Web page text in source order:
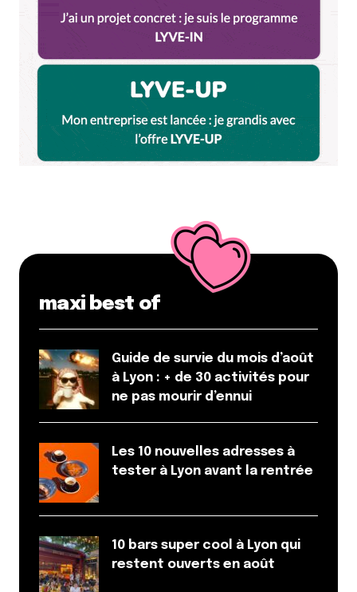
maxi best of
Guide de survie du mois d’août
à Lyon : + de 30 activités pour
ne pas mourir d’ennui
Les 10 nouvelles adresses à
tester à Lyon avant la rentrée
10 bars super cool à Lyon qui
restent ouverts en août